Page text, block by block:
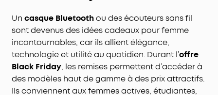
Un casque Bluetoothou des écouteurs sans fil
sont devenus des idées cadeaux pour femme
incontournables, car ils allient élégance,
technologie et utilité au quotidien. Durant l’offre
Black Friday, les remises permettent d’accéder à
des modèles haut de gamme à des prix attractifs.
Ils conviennent aux femmes actives, étudiantes,